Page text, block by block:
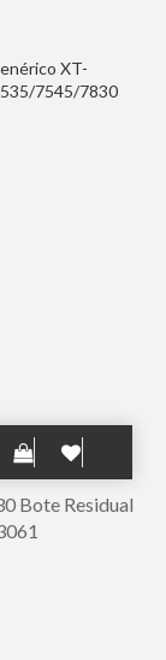
XT-
7545/7830
Bote Residual